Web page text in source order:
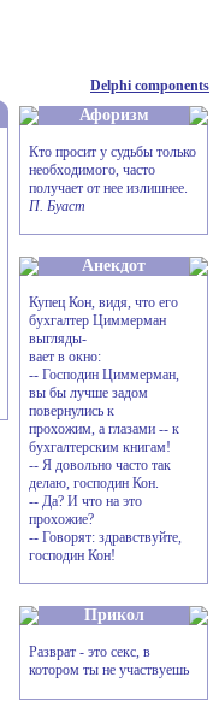
Delphi components
Афоризм
Кто просит у судьбы только
необходимого, часто
получает от нее излишнее.
П. Буаст
Анекдот
Купец Кон, видя, что его
бухгалтер Циммерман
выгляды-
вает в окно:
-- Господин Циммерман,
вы бы лучше задом
повернулись к
прохожим, а глазами -- к
бухгалтерским книгам!
-- Я довольно часто так
делаю, господин Кон.
-- Да? И что на это
прохожие?
-- Говорят: здравствуйте,
господин Кон!
Прикол
Разврат - это секс, в
котором ты не участвуешь